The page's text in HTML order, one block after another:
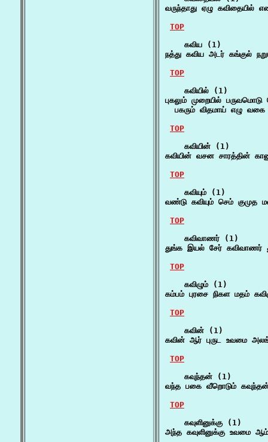
வருந்தாது ஏழு
TOP
    கவிய (1)
நத்து கவிய அடர் கங்குல்
TOP
    கவியில் (1)
புகலும் முறையில்
பகரும் விதமாய் எழு
TOP
    கவியின் (1)
கவியின் வசன சாரத்தின்
TOP
    கவியும் (1)
வண்டு கவியும் செம்
TOP
    கவிவாணர் (1)
துங்க இயல் சேர் கவிவாணர்
TOP
    கவிழும் (1)
கம்பம் புரசை நிகள மதம்
TOP
    கவின் (1)
கவின் ஆர் புருட உவமை
TOP
    கவுந்தன் (1)
வந்த பகை வீறொடும்
TOP
    கவுளினுக்கு (1)
அந்த கவுளினுக்கு உவமை